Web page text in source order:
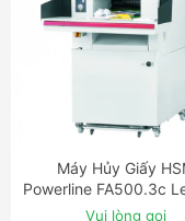
ĐẶT NGAY
Máy Hủy Giấy
Powerline FA500.3c
5 Cross Cut
Vui lòng gọi